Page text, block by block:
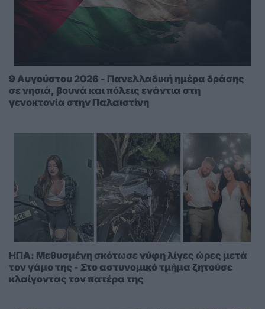
9 Αυγούστου 2026 - Πανελλαδική ημέρα δράσης
σε νησιά, βουνά και πόλεις ενάντια στη
γενοκτονία στην Παλαιστίνη
ΗΠΑ: Μεθυσμένη σκότωσε νύφη λίγες ώρες μετά
τον γάμο της - Στο αστυνομικό τμήμα ζητούσε
κλαίγοντας τον πατέρα της